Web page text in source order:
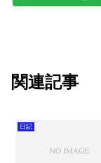
関連記事
日記